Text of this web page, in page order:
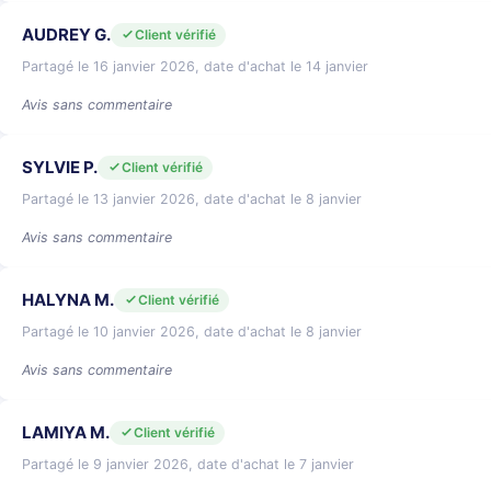
AUDREY G.
Client vérifié
Partagé le 16 janvier 2026, date d'achat le 14 janvier
Avis sans commentaire
SYLVIE P.
Client vérifié
Partagé le 13 janvier 2026, date d'achat le 8 janvier
Avis sans commentaire
HALYNA M.
Client vérifié
Partagé le 10 janvier 2026, date d'achat le 8 janvier
Avis sans commentaire
LAMIYA M.
Client vérifié
Partagé le 9 janvier 2026, date d'achat le 7 janvier